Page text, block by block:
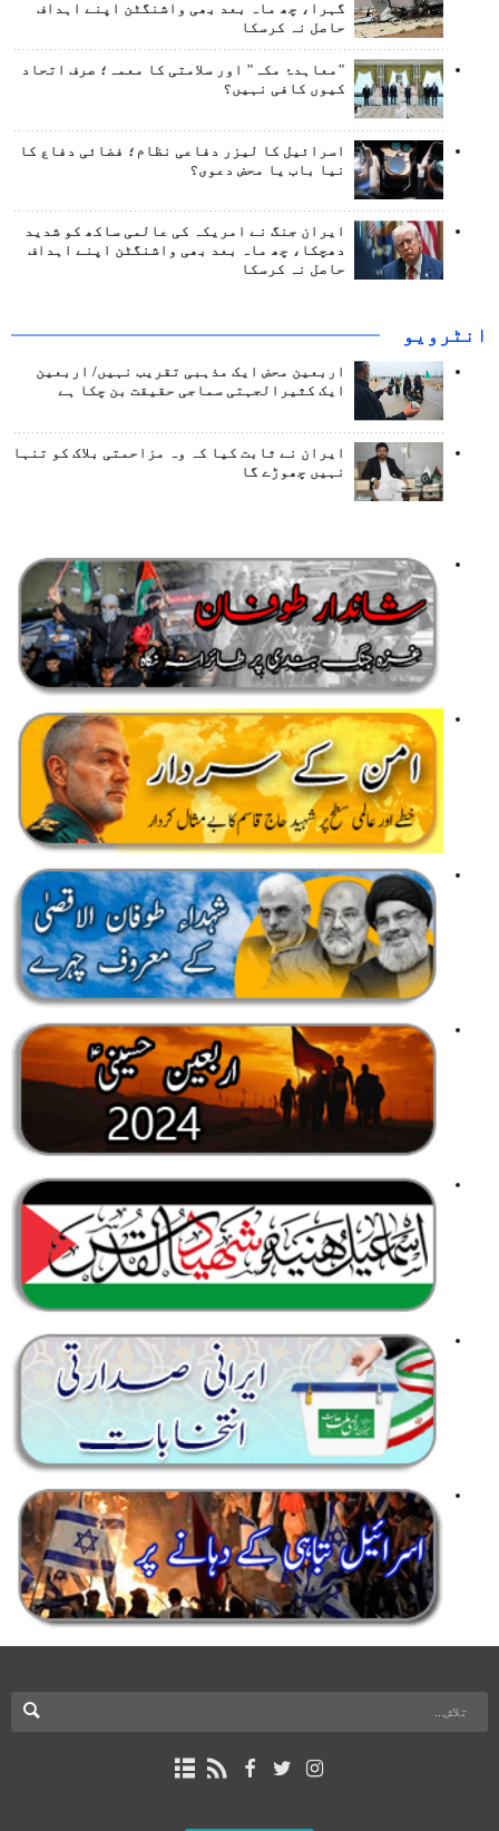
گہرا، چھ ماہ بعد بھی واشنگٹن اپنے اہداف
حاصل نہ کرسکا
"معاہدۂ مکہ" اور سلامتی کا معمہ؛ صرف اتحاد
کیوں کافی نہیں؟
اسرائیل کا لیزر دفاعی نظام؛ فضائی دفاع کا
نیا باب یا محض دعوی؟
ایران جنگ نے امریکہ کی عالمی ساکھ کو شدید
دھچکا، چھ ماہ بعد بھی واشنگٹن اپنے اہداف
حاصل نہ کرسکا
انٹرويو
اربعین محض ایک مذہبی تقریب نہیں/ اربعین
ایک کثیرالجہتی سماجی حقیقت بن چکا ہے
ایران نے ثابت کیا کہ وہ مزاحمتی بلاک کو تنہا
نہیں چھوڑے گا